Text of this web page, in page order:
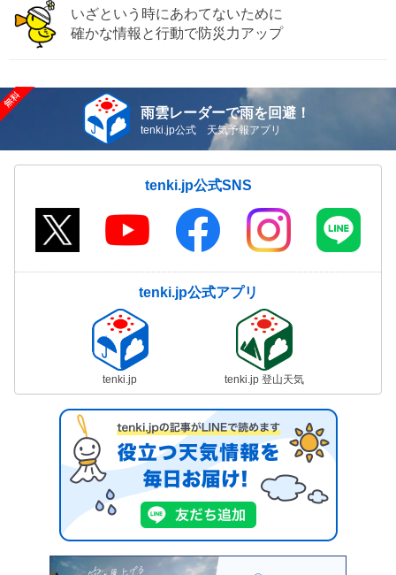
いざという時にあわてないために
確かな情報と行動で防災力アップ
雨雲レーダーで雨を回避！
tenki.jp公式 天気予報アプリ
tenki.jp公式SNS
tenki.jp公式アプリ
tenki.jp tenki.jp 登山天気